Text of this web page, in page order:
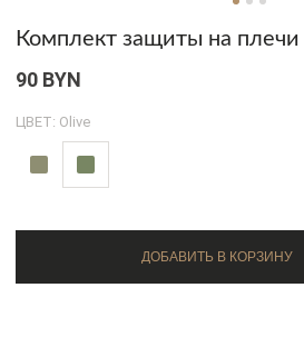
Комплект защиты на плечи
90 BYN
ЦВЕТ: Olive
ДОБАВИТЬ В КОРЗИНУ